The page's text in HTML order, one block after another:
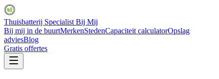
Thuisbatterij Specialist Bij Mij
Bij mij in de buurtMerkenStedenCapaciteit calculatorOpslag
adviesBlog
Gratis offertes